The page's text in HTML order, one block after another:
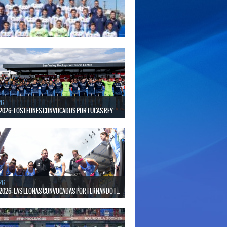
la Copa del Mundo en Países Bajos y Bélgica.
ante Estados Unidos.
LISTOS PARA DISPUTAR EL MUNDIAL 2026
de agosto, el seleccionado argentino masculino de
la Copa del Mundo en Países Bajos y Bélgica.
ante Japón.
LOS LEONES CONVOCADOS POR LUCAS REY
LAS LEONAS CONVOCADAS POR FERNANDO F...